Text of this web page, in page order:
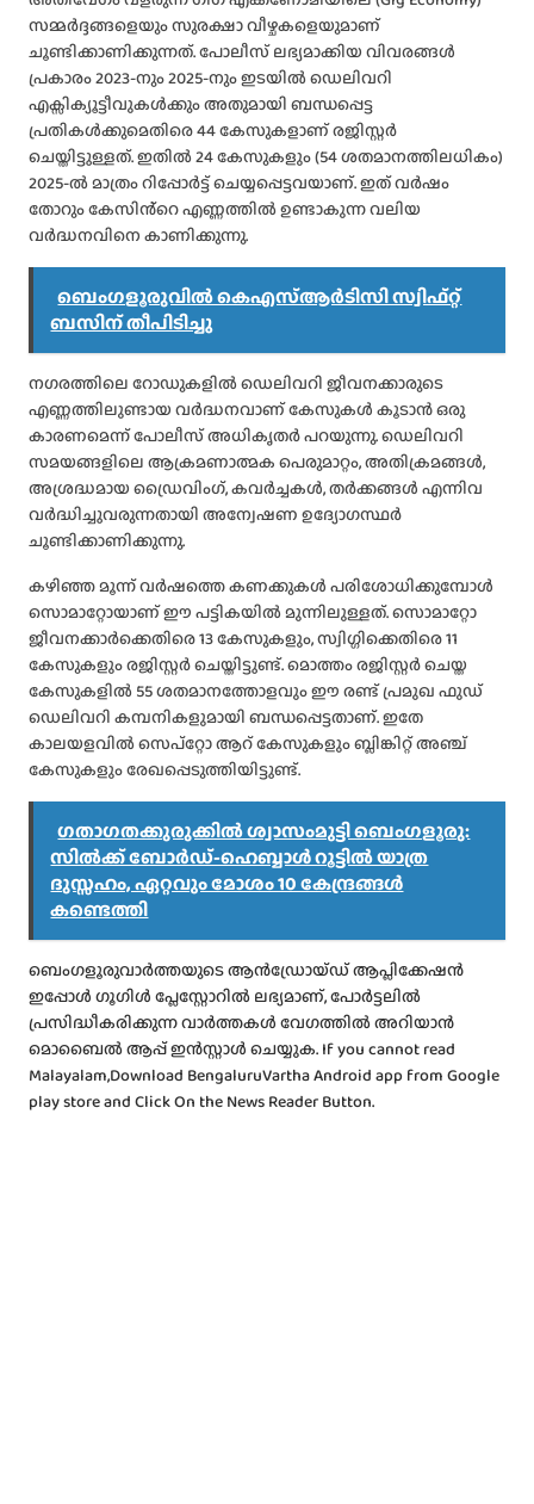
സമ്മർദ്ദങ്ങളെയും സുരക്ഷാ വീഴ്ചകളെയുമാണ്
ചൂണ്ടിക്കാണിക്കുന്നത്. പോലീസ് ലഭ്യമാക്കിയ വിവരങ്ങൾ
പ്രകാരം 2023-നും 2025-നും ഇടയിൽ ഡെലിവറി
എക്സിക്യൂട്ടീവുകൾക്കും അതുമായി ബന്ധപ്പെട്ട
പ്രതികൾക്കുമെതിരെ 44 കേസുകളാണ് രജിസ്റ്റർ
ചെയ്തിട്ടുള്ളത്. ഇതിൽ 24 കേസുകളും (54 ശതമാനത്തിലധികം)
2025-ൽ മാത്രം റിപ്പോർട്ട് ചെയ്യപ്പെട്ടവയാണ്. ഇത് വർഷം
തോറും കേസിൻ്റെ എണ്ണത്തിൽ ഉണ്ടാകുന്ന വലിയ
വർദ്ധനവിനെ കാണിക്കുന്നു.
ബെംഗളൂരുവിൽ കെഎസ്ആർടിസി സ്വിഫ്റ്റ്
ബസിന് തീപിടിച്ചു
നഗരത്തിലെ റോഡുകളിൽ ഡെലിവറി ജീവനക്കാരുടെ
എണ്ണത്തിലുണ്ടായ വർദ്ധനവാണ് കേസുകൾ കൂടാൻ ഒരു
കാരണമെന്ന് പോലീസ് അധികൃതർ പറയുന്നു. ഡെലിവറി
സമയങ്ങളിലെ ആക്രമണാത്മക പെരുമാറ്റം, അതിക്രമങ്ങൾ,
അശ്രദ്ധമായ ഡ്രൈവിംഗ്, കവർച്ചകൾ, തർക്കങ്ങൾ എന്നിവ
വർദ്ധിച്ചുവരുന്നതായി അന്വേഷണ ഉദ്യോഗസ്ഥർ
ചൂണ്ടിക്കാണിക്കുന്നു.
കഴിഞ്ഞ മൂന്ന് വർഷത്തെ കണക്കുകൾ പരിശോധിക്കുമ്പോൾ
സൊമാറ്റോയാണ് ഈ പട്ടികയിൽ മുന്നിലുള്ളത്. സൊമാറ്റോ
ജീവനക്കാർക്കെതിരെ 13 കേസുകളും, സ്വിഗ്ഗിക്കെതിരെ 11
കേസുകളും രജിസ്റ്റർ ചെയ്തിട്ടുണ്ട്. മൊത്തം രജിസ്റ്റർ ചെയ്ത
കേസുകളിൽ 55 ശതമാനത്തോളവും ഈ രണ്ട് പ്രമുഖ ഫുഡ്
ഡെലിവറി കമ്പനികളുമായി ബന്ധപ്പെട്ടതാണ്. ഇതേ
കാലയളവിൽ സെപ്റ്റോ ആറ് കേസുകളും ബ്ലിങ്കിറ്റ് അഞ്ച്
കേസുകളും രേഖപ്പെടുത്തിയിട്ടുണ്ട്.
ഗതാഗതക്കുരുക്കിൽ ശ്വാസംമുട്ടി ബെംഗളൂരു:
സിൽക്ക് ബോർഡ്-ഹെബ്ബാൾ റൂട്ടിൽ യാത്ര
ദുസ്സഹം, ഏറ്റവും മോശം 10 കേന്ദ്രങ്ങൾ
കണ്ടെത്തി
ബെംഗളൂരുവാർത്തയുടെ ആൻഡ്രോയ്ഡ് ആപ്ലിക്കേഷൻ
ഇപ്പോൾ ഗൂഗിൾ പ്ലേസ്റ്റോറിൽ ലഭ്യമാണ്, പോർട്ടലിൽ
പ്രസിദ്ധീകരിക്കുന്ന വാർത്തകൾ വേഗത്തിൽ അറിയാൻ
മൊബൈൽ ആപ്പ് ഇൻസ്റ്റാൾ ചെയ്യുക. If you cannot read
Malayalam,Download BengaluruVartha Android app from Google
play store and Click On the News Reader Button.